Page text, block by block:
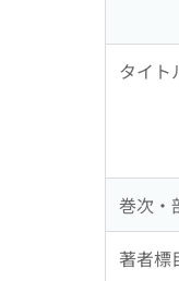
タイト
巻次・
著者標